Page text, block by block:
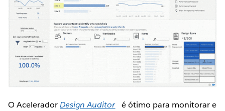
O AceleradorDesign Auditor é ótimo para monitorar e